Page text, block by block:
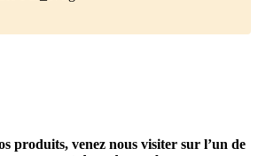
produits, venez nous visiter sur l’un de